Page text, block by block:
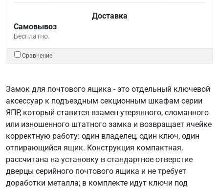
Доставка
Самовывоз
Бесплатно.
Сравнение
Замок для почтового ящика - это отдельный ключевой
аксессуар к подъездным секционным шкафам серии
ЯПР, который ставится взамен утерянного, сломанного
или изношенного штатного замка и возвращает ячейке
корректную работу: один владелец, один ключ, один
отпирающийся ящик. Конструкция компактная,
рассчитана на установку в стандартное отверстие
дверцы серийного почтового ящика и не требует
доработки металла; в комплекте идут ключи под